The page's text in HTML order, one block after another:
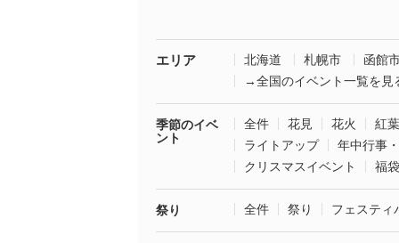
エリア 北海道 札幌市
函館
→全国のイベント一覧を見
季節のイベ
ント
全件 花見 花火
紅葉
ライトアップ
年中行事
クリスマスイベント
福
祭り 全件 祭り フェスティ